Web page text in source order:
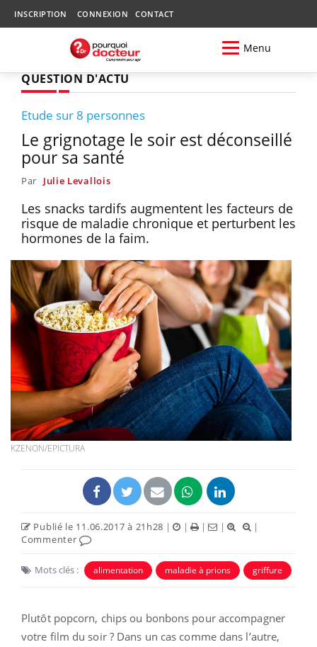
INSCRIPTION CONNEXION CONTACT
Menu
QUESTION D'ACTU
Etude sur 8 personnes
Le grignotage le soir est déconseillé
pour sa santé
Par Julie Levallois
Les snacks tardifs augmentent les facteurs de
risque de maladie chronique et perturbent les
hormones de la faim.
KZENON/EPICTURA
Publié le 11.06.2017 à 21h28 | | | |
|
Commenter
Mots clés : alimentation maladie à prions griffure
Plutôt popcorn, chips ou bonbons pour accompagner
votre film du soir ? Dans un cas comme dans l’autre,